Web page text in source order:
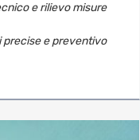
e rilievo misure
precise e preventivo